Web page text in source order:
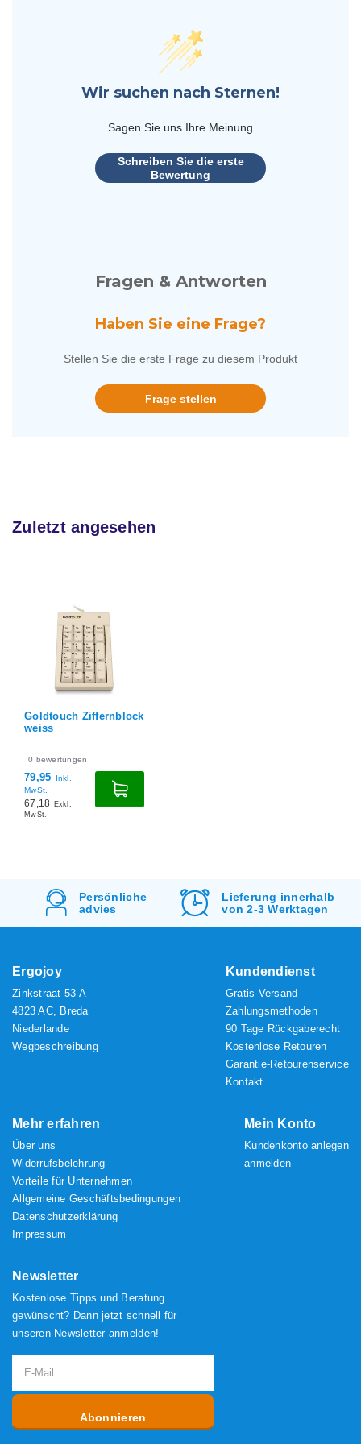
Wir suchen nach Sternen!
Sagen Sie uns Ihre Meinung
Schreiben Sie die erste
Bewertung
Fragen & Antworten
Haben Sie eine Frage?
Stellen Sie die erste Frage zu diesem Produkt
Frage stellen
Zuletzt angesehen
Goldtouch Ziffernblock
weiss
0 bewertungen
79,95
Inkl.
MwSt.
67,18 Exkl.
MwSt.
Lieferung innerhalb
von 2-3 Werktagen
KostenlosVersand
& Rücksendung
Ergojoy
Zinkstraat 53 A
4823 AC, Breda
Niederlande
Wegbeschreibung
Kundendienst
Gratis Versand
Zahlungsmethoden
90 Tage Rückgaberecht
Kostenlose Retouren
Garantie-Retourenservice
Kontakt
Mehr erfahren
Über uns
Widerrufsbelehrung
Vorteile für Unternehmen
Allgemeine Geschäftsbedingungen
Datenschutzerklärung
Impressum
Mein Konto
Kundenkonto anlegen
anmelden
Newsletter
Kostenlose Tipps und Beratung
gewünscht? Dann jetzt schnell für
unseren Newsletter anmelden!
Abonnieren